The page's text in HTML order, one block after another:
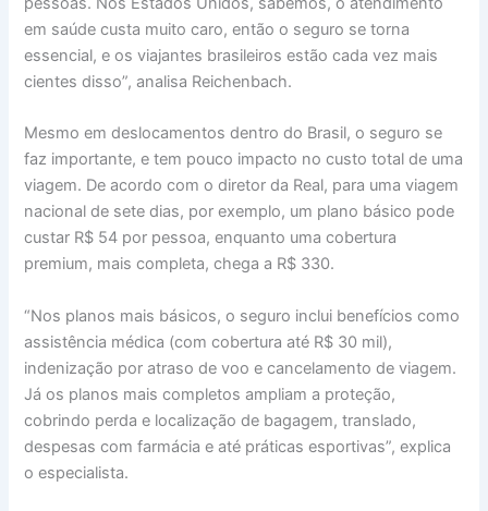
em saúde custa muito caro, então o seguro se torna
essencial, e os viajantes brasileiros estão cada vez mais
cientes disso”, analisa Reichenbach.
Mesmo em deslocamentos dentro do Brasil, o seguro se
faz importante, e tem pouco impacto no custo total de uma
viagem. De acordo com o diretor da Real, para uma viagem
nacional de sete dias, por exemplo, um plano básico pode
custar R$ 54 por pessoa, enquanto uma cobertura
premium, mais completa, chega a R$ 330.
“Nos planos mais básicos, o seguro inclui benefícios como
assistência médica (com cobertura até R$ 30 mil),
indenização por atraso de voo e cancelamento de viagem.
Já os planos mais completos ampliam a proteção,
cobrindo perda e localização de bagagem, translado,
despesas com farmácia e até práticas esportivas”, explica
o especialista.